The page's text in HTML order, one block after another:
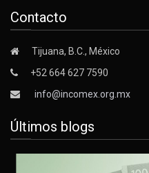
Contacto
Tijuana, B.C., México
+52 664 627 7590
info@incomex.org.mx
Últimos blogs